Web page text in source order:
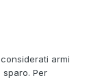
armi
Per